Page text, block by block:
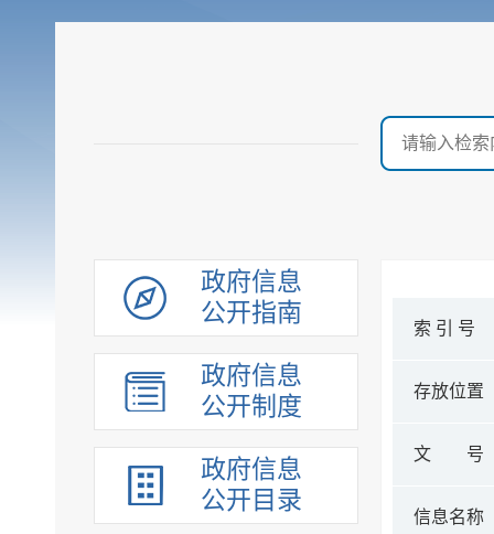
政府信息
公开指南
政府信息
公开制度
政府信息
公开目录
索 引 号
存放位置
文 号
信息名称